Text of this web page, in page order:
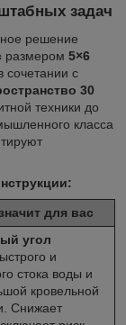
задач
решение
размером 5×6
сочетании с
30
техники до
класса
для вас
угол
и
стока воды и
кровельной
Снижает